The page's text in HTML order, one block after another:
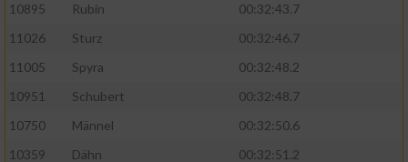
10895
Rubin
00:32:43.7
11026
Sturz
00:32:46.7
11005
Spyra
00:32:48.2
10951
Schubert
00:32:48.7
10750
Männel
00:32:50.6
10359
Dähn
00:32:51.2
Entwicklung und Verbesserung der Angebote
von Inhalten